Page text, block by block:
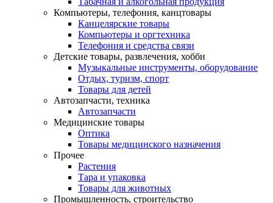
Компьютеры, телефония, канцтовары
Канцелярские товары
Компьютеры и оргтехника
Телефония и средства связи
Детские товары, развлечения, хобби
Музыкальные инструменты, оборудование
Отдых, туризм, спорт
Товары для детей
Автозапчасти, техника
Автозапчасти
Медицинские товары
Оптика
Товары медицинского назначения
Прочее
Растения
Тара и упаковка
Товары для животных
Промышленность, строительство